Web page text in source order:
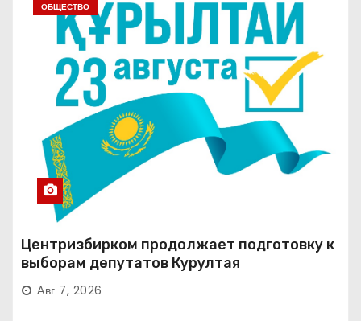
ОБЩЕСТВО
Центризбирком продолжает подготовку к
выборам депутатов Курултая
Авг 7, 2026